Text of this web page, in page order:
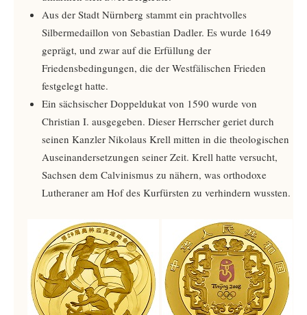
Aus der Stadt Nürnberg stammt ein prachtvolles
Silbermedaillon von Sebastian Dadler. Es wurde 1649
geprägt, und zwar auf die Erfüllung der
Friedensbedingungen, die der Westfälischen Frieden
festgelegt hatte.
Ein sächsischer Doppeldukat von 1590 wurde von
Christian I. ausgegeben. Dieser Herrscher geriet durch
seinen Kanzler Nikolaus Krell mitten in die theologischen
Auseinandersetzungen seiner Zeit. Krell hatte versucht,
Sachsen dem Calvinismus zu nähern, was orthodoxe
Lutheraner am Hof des Kurfürsten zu verhindern wussten.